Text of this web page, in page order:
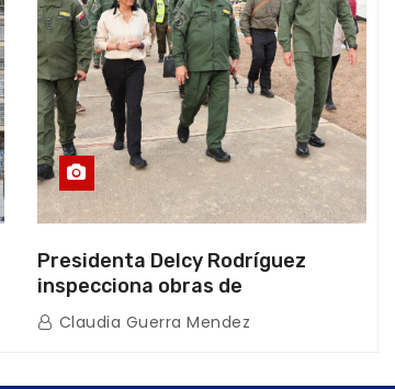
Presidenta Delcy Rodríguez
inspecciona obras de
restauración en Escuela Naval
tras afectaciones sísmicas en La
Claudia Guerra Mendez